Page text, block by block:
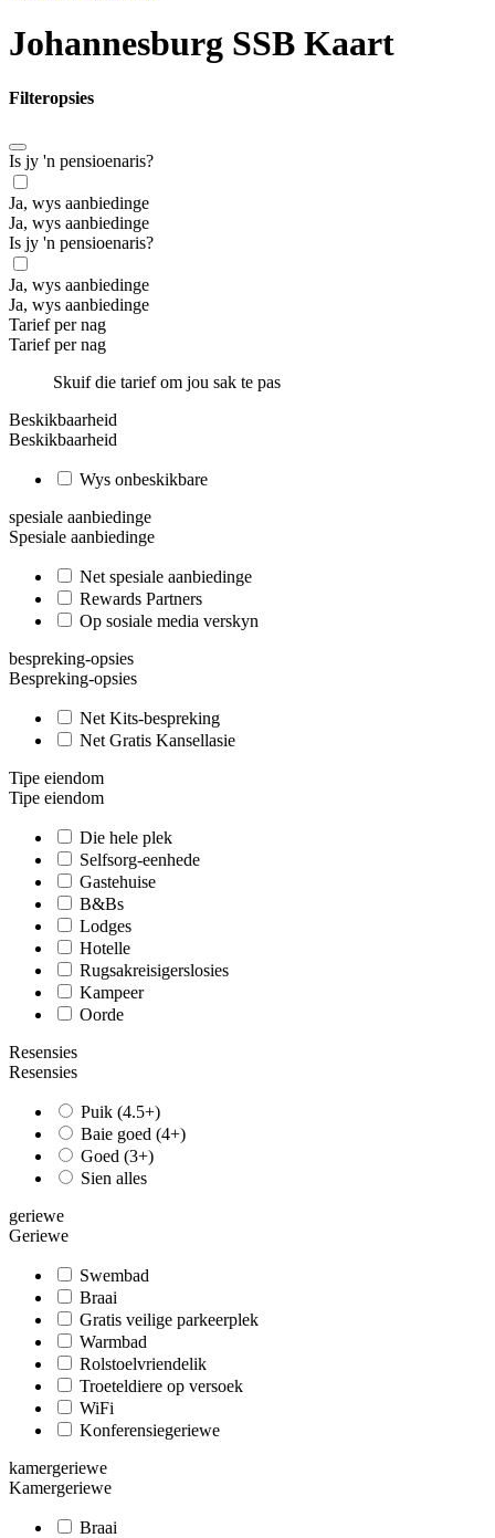
Johannesburg SSB Kaart
Filteropsies
Is jy 'n pensioenaris?
Ja, wys aanbiedinge
Ja, wys aanbiedinge
Is jy 'n pensioenaris?
Ja, wys aanbiedinge
Ja, wys aanbiedinge
Tarief per nag
Tarief per nag
Skuif die tarief om jou sak te pas
Beskikbaarheid
Beskikbaarheid
Wys onbeskikbare
spesiale aanbiedinge
Spesiale aanbiedinge
Net spesiale aanbiedinge
Rewards Partners
Op sosiale media verskyn
bespreking-opsies
Bespreking-opsies
Net Kits-bespreking
Net Gratis Kansellasie
Tipe eiendom
Tipe eiendom
Die hele plek
Selfsorg-eenhede
Gastehuise
B&Bs
Lodges
Hotelle
Rugsakreisigerslosies
Kampeer
Oorde
Resensies
Resensies
Puik (4.5+)
Baie goed (4+)
Goed (3+)
Sien alles
geriewe
Geriewe
Swembad
Braai
Gratis veilige parkeerplek
Warmbad
Rolstoelvriendelik
Troeteldiere op versoek
WiFi
Konferensiegeriewe
kamergeriewe
Kamergeriewe
Braai